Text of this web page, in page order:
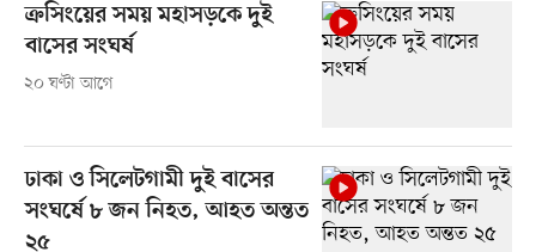
ক্রসিংয়ের সময় মহাসড়কে দুই
বাসের সংঘর্ষ
২০ ঘণ্টা আগে
ঢাকা ও সিলেটগামী দুই বাসের
সংঘর্ষে ৮ জন নিহত, আহত অন্তত
২৫